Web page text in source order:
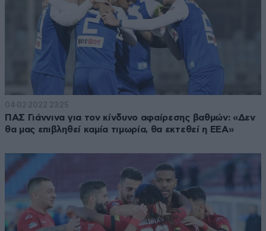
04·02·2022 23:25
ΠΑΣ Γιάννινα για τον κίνδυνο αφαίρεσης βαθμών: «Δεν
θα μας επιβληθεί καμία τιμωρία, θα εκτεθεί η ΕΕΑ»